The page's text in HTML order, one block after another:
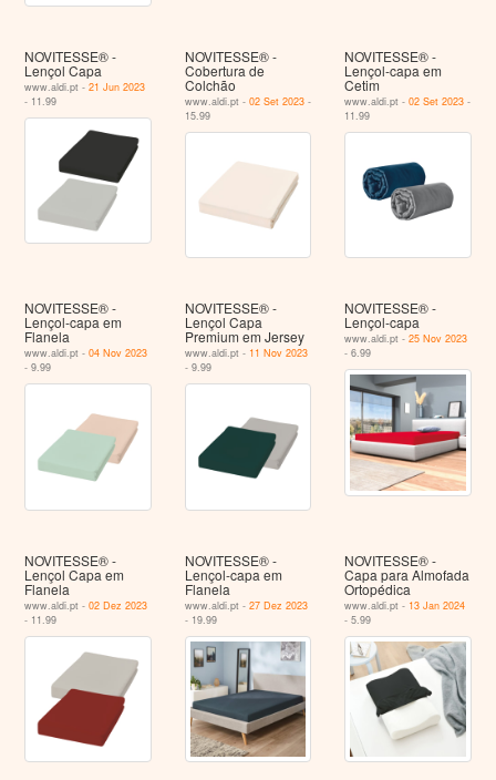
NOVITESSE® -
Lençol Capa
www.aldi.pt -21 Jun 2023
- 11.99
NOVITESSE® -
Cobertura de
Colchão
www.aldi.pt - 02 Set 2023-
15.99
NOVITESSE® -
Lençol-capa em
Cetim
www.aldi.pt -02 Set 2023 -
11.99
NOVITESSE® -
Lençol-capa em
Flanela
www.aldi.pt -04 Nov 2023
- 9.99
NOVITESSE® -
Lençol Capa
Premium em Jersey
www.aldi.pt - 11 Nov 2023
- 9.99
NOVITESSE® -
Lençol-capa
www.aldi.pt -25 Nov 2023
- 6.99
NOVITESSE® -
Lençol Capa em
Flanela
www.aldi.pt -02 Dez 2023
- 11.99
NOVITESSE® -
Lençol-capa em
Flanela
www.aldi.pt - 27 Dez 2023
- 19.99
NOVITESSE® -
Capa para Almofada
Ortopédica
www.aldi.pt - 13 Jan 2024
- 5.99